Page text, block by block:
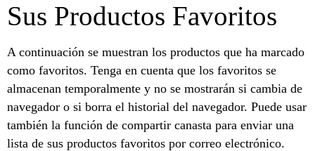
Sus Productos Favoritos
A continuación se muestran los productos que ha marcado
como favoritos. Tenga en cuenta que los favoritos se
almacenan temporalmente y no se mostrarán si cambia de
navegador o si borra el historial del navegador. Puede usar
también la función de compartir canasta para enviar una
lista de sus productos favoritos por correo electrónico.